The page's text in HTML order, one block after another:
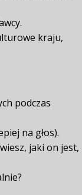
kraju,
podczas
na głos).
jaki on jest,